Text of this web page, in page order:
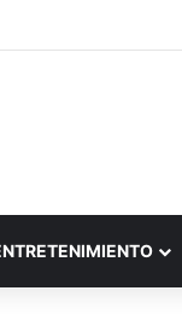
vs. por internet